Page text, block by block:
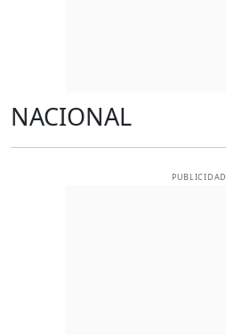
NACIONAL
PUBLICIDAD